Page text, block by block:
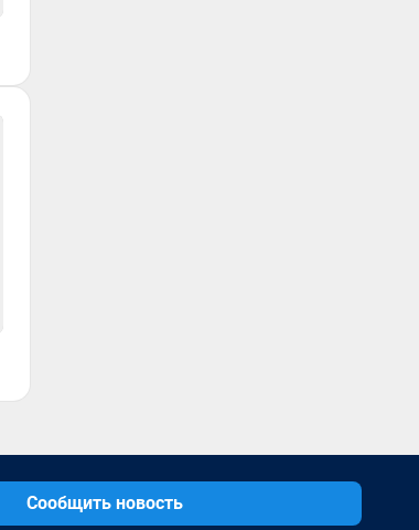
Сообщить новость